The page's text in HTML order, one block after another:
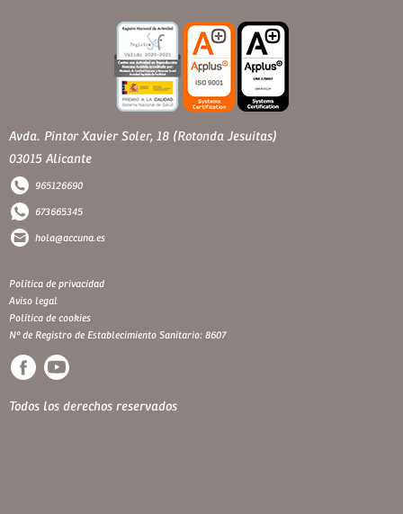
Avda. Pintor Xavier Soler, 18 (Rotonda Jesuitas)
03015 Alicante
965126690
673665345
hola@accuna.es
Política de privacidad
Aviso legal
Política de cookies
Nº de Registro de Establecimiento Sanitario: 8607
Todos los derechos reservados